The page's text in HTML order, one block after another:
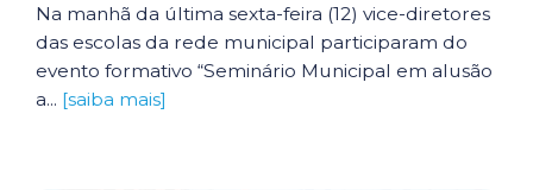
Na manhã da última sexta-feira (12) vice-diretores
das escolas da rede municipal participaram do
evento formativo “Seminário Municipal em alusão
a... [saiba mais]